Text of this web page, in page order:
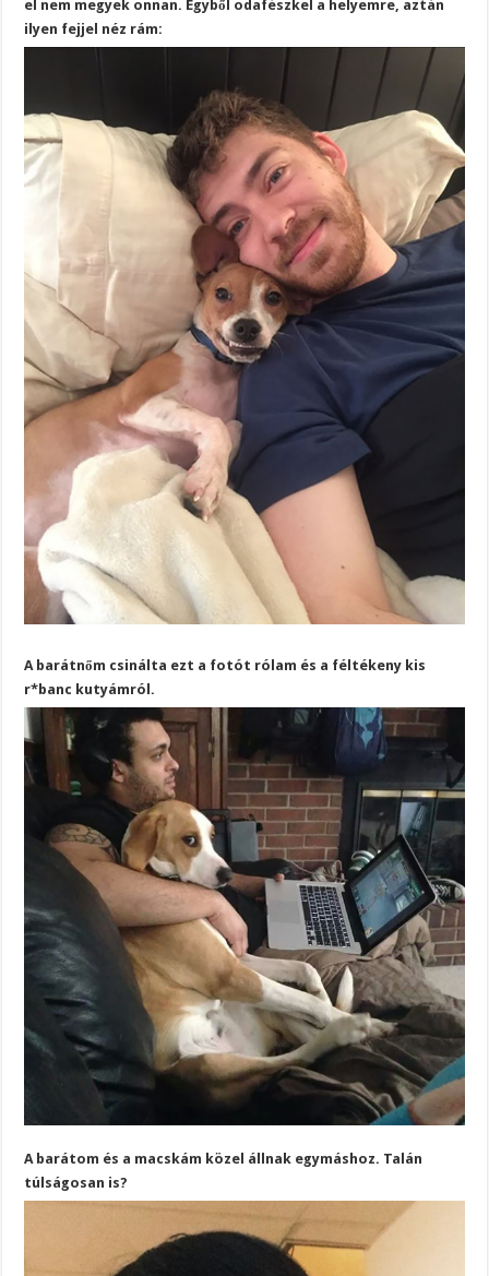
el nem megyek onnan. Egyből odafészkel a helyemre, aztán
ilyen fejjel néz rám:
A barátnőm csinálta ezt a fotót rólam és a féltékeny kis
r*banc kutyámról.
A barátom és a macskám közel állnak egymáshoz. Talán
túlságosan is?